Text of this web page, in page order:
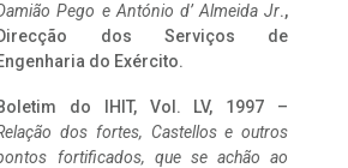
Pego e António d’ Almeida Jr.,
dos Serviços de
do Exército.
do IHIT, Vol. LV, 1997 –
dos fortes, Castellos e outros
fortificados, que se achão ao